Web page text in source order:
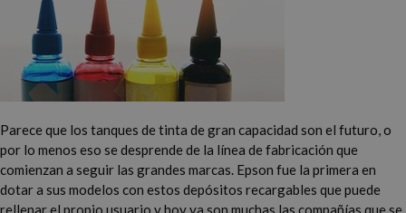
Parece que los tanques de tinta de gran capacidad son el futuro, o
por lo menos eso se desprende de la línea de fabricación que
comienzan a seguir las grandes marcas. Epson fue la primera en
dotar a sus modelos con estos depósitos recargables que puede
rellenar el propio usuario y hoy ya son muchas las compañías que se